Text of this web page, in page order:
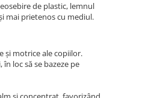
de plastic, lemnul
mai prietenos cu mediul.
și motrice ale copiilor.
loc să se bazeze pe